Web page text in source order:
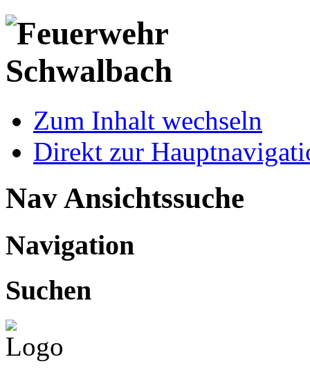
Zum Inhalt wechseln
Direkt zur
Nav Ansichtssuche
Navigation
Suchen